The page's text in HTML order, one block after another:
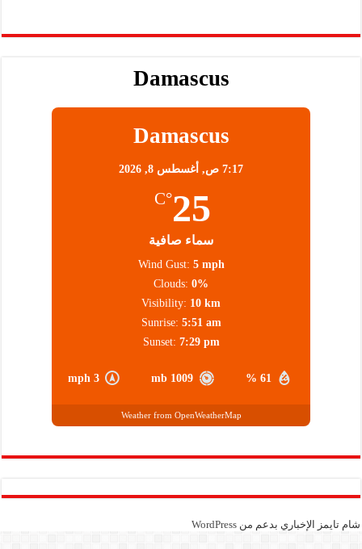
Damascus
Damascus
7:17 ص, أغسطس 8, 2026
25
°C
سماء صافية
61 %
1009 mb
3 mph
Wind Gust: 5 mph
Clouds: 0%
Visibility: 10 km
Sunrise: 5:51 am
Sunset: 7:29 pm
Weather from OpenWeatherMap
شام تايمز الإخباري بدعم منWordPress